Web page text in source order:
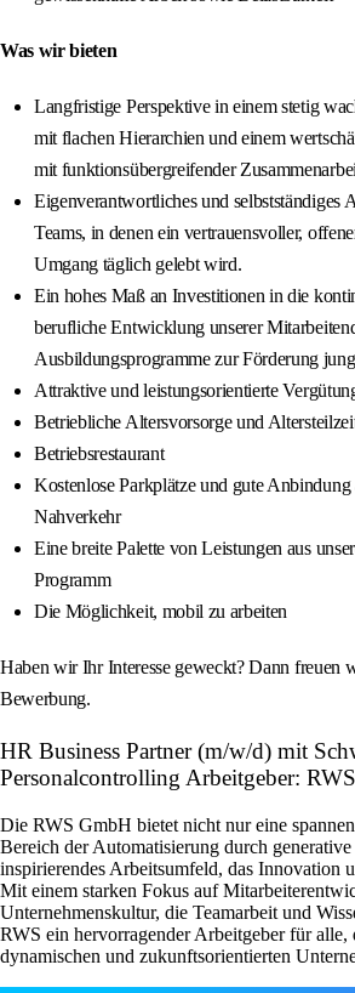
Was wir bieten
Langfristige Perspektive in einem stetig
mit flachen Hierarchien und einem
mit funktionsübergreifender
Eigenverantwortliches und selbstständiges
Teams, in denen ein vertrauensvoller,
Umgang täglich gelebt wird.
Ein hohes Maß an Investitionen in die
berufliche Entwicklung unserer
Ausbildungsprogramme zur Förderung
Attraktive und leistungsorientierte
Betriebliche Altersvorsorge und
Betriebsrestaurant
Kostenlose Parkplätze und gute
Nahverkehr
Eine breite Palette von Leistungen aus
Programm
Die Möglichkeit, mobil zu arbeiten
Haben wir Ihr Interesse geweckt? Dann freuen
Bewerbung.
HR Business Partner (m/w/d) mit
Personalcontrolling Arbeitgeber:
Die RWS GmbH bietet nicht nur eine
Bereich der Automatisierung durch
inspirierendes Arbeitsumfeld, das Innovation
Mit einem starken Fokus auf
Unternehmenskultur, die Teamarbeit und
RWS ein hervorragender Arbeitgeber für alle,
dynamischen und zukunftsorientierten